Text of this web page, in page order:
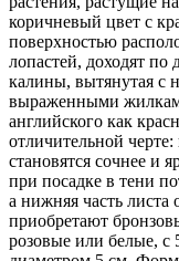
коричневый цвет с
поверхностью
лопастей, доходят
калины, вытянутая с
выраженными
английского как
отличительной
становятся сочнее и
при посадке в тени
а нижняя часть
приобретают
розовые или белые, с